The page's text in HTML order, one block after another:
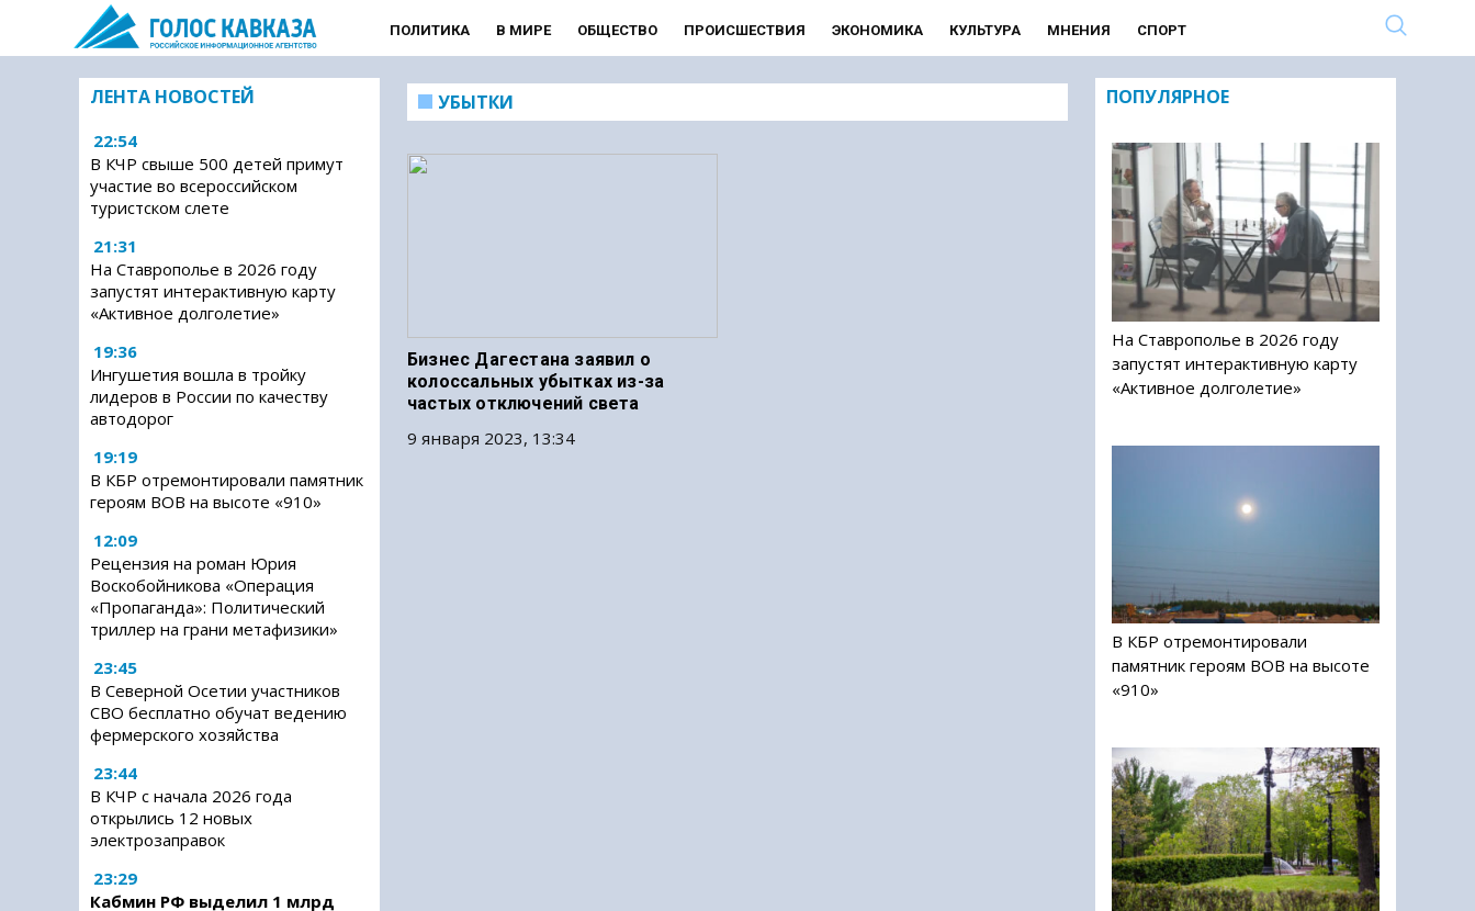
ПОЛИТИКА В МИРЕ ОБЩЕСТВО ПРОИСШЕСТВИЯ ЭКОНОМИКА КУЛЬТУРА МНЕНИЯ СПОРТ
ЛЕНТА НОВОСТЕЙ
22:54
В КЧР свыше 500 детей примут
участие во всероссийском
туристском слете
21:31
На Ставрополье в 2026 году
запустят интерактивную карту
«Активное долголетие»
19:36
Ингушетия вошла в тройку
лидеров в России по качеству
автодорог
19:19
В КБР отремонтировали памятник
героям ВОВ на высоте «910»
12:09
Рецензия на роман Юрия
Воскобойникова «Операция
«Пропаганда»: Политический
триллер на грани метафизики»
23:45
В Северной Осетии участников
СВО бесплатно обучат ведению
фермерского хозяйства
23:44
В КЧР с начала 2026 года
открылись 12 новых
электрозаправок
23:29
Кабмин РФ выделил 1 млрд
УБЫТКИ
Бизнес Дагестана заявил о
колоссальных убытках из-за
частых отключений света
9 января 2023, 13:34
ПОПУЛЯРНОЕ
На Ставрополье в 2026 году
запустят интерактивную карту
«Активное долголетие»
В КБР отремонтировали
памятник героям ВОВ на высоте
«910»